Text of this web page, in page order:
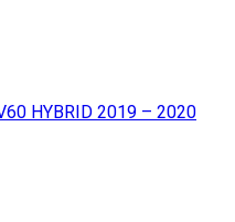
HYBRID 2019 – 2020